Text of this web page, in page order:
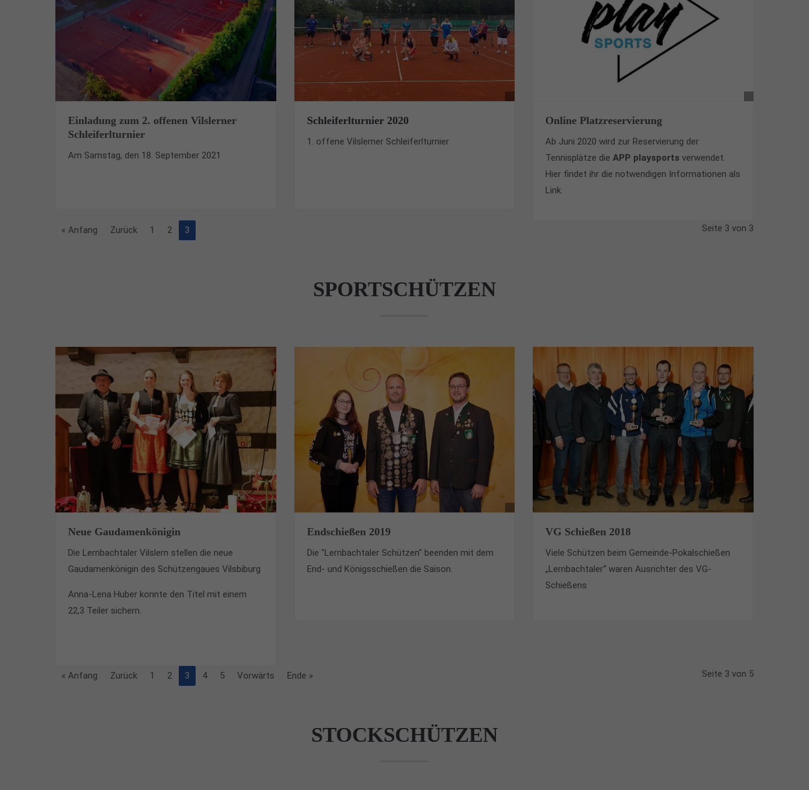
Einladung zum 2. offenen Vilslerner
Schleiferlturnier
Am Samstag, den 18. September 2021
Schleiferlturnier 2020
1. offene Vilslerner Schleiferlturnier
Online Platzreservierung
Ab Juni 2020 wird zur Reservierung der
Tennisplätze dieAPP playsports verwendet.
Hier findet ihr die notwendigen Informationen als
Link.
Seite 3 von 3
« Anfang Zurück 1 2 3
SPORTSCHÜTZEN
Neue Gaudamenkönigin
Die Lernbachtaler Vilslern stellen die neue
Gaudamenkönigin des Schützengaues Vilsbiburg
Anna-Lena Huber konnte den Titel mit einem
22,3 Teiler sichern.
Endschießen 2019
Die "Lernbachtaler Schützen" beenden mit dem
End- und Königsschießen die Saison.
VG Schießen 2018
Viele Schützen beim Gemeinde-Pokalschießen
„Lernbachtaler“ waren Ausrichter des VG-
Schießens
Seite 3 von 5
« Anfang Zurück 1 2 3 4 5 Vorwärts Ende »
STOCKSCHÜTZEN